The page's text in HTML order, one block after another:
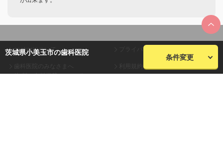
茨城県小美玉市の歯科医院
条件変更
seekerについて
歯科医院のみなさまへ
(無料・有料掲載について)
プライバシーポリシー